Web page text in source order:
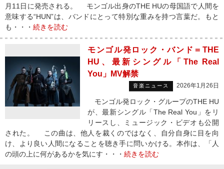
月11日に発売される。 モンゴル出身のTHE HUの母国語で人間を
意味する“HUN”は、バンドにとって特別な重みを持つ言葉だ。もと
も・・・ 続きを読む
モンゴル発ロック・バンド＝THE
HU、最新シングル「The Real
You」MV解禁
音楽ニュース 2026年1月26日
モンゴル発ロック・グループのTHE HU
が、最新シングル「The Real You」をリ
リースし、ミュージック・ビデオも公開
された。 この曲は、他人を裁くのではなく、自分自身に目を向
け、より良い人間になることを聴き手に問いかける。本作は、「人
の頭の上に何があるかを気にす・・・ 続きを読む